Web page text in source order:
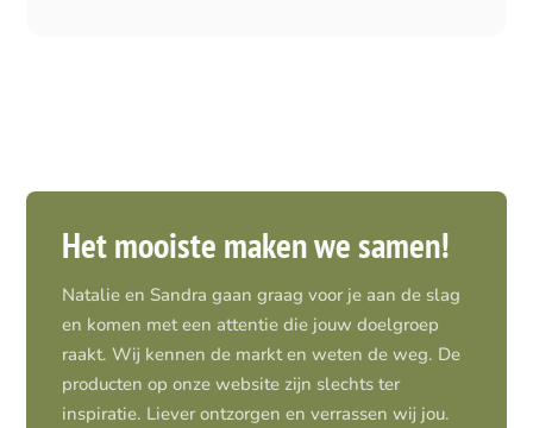
Het mooiste maken we samen!
Natalie en Sandra gaan graag voor je aan de slag
en komen met een attentie die jouw doelgroep
raakt. Wij kennen de markt en weten de weg. De
producten op onze website zijn slechts ter
inspiratie. Liever ontzorgen en verrassen wij jou.